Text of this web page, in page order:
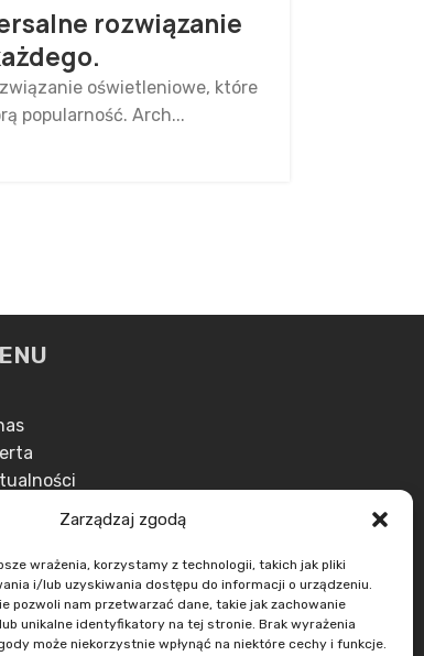
Zarządzaj zgodą
wrażenia, korzystamy z technologii, takich jak pliki
i/lub uzyskiwania dostępu do informacji o urządzeniu.
pozwoli nam przetwarzać dane, takie jak zachowanie
unikalne identyfikatory na tej stronie. Brak wyrażenia
może niekorzystnie wpłynąć na niektóre cechy i funkcje.
rozwiązanie
oświetleniowe, które
popularność. Arch...